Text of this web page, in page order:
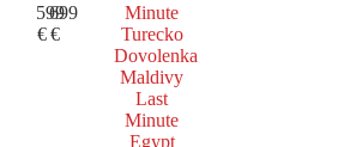
599
€
699
€
Minute
Turecko
Dovolenka
Maldivy
Last
Minute
Egypt